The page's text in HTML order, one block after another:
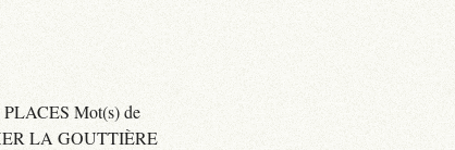
Mot(s) de
LA GOUTTIÈRE